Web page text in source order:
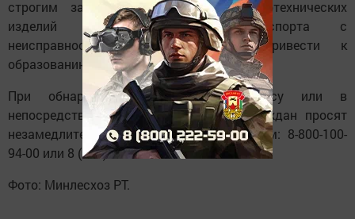
строгим запретом использование пиротехнических
изделий и эксплуатация транспорта с
неисправностями, которые могут привести к
образованию искр.
При обнаружении возгорания в лесу или в
непосредственной близости от него граждан просят
незамедлительно сообщать по телефонам: 8-800-100-
94-00 или 8 (843) 221-37-95.
Фото: Минлесхоз РТ.